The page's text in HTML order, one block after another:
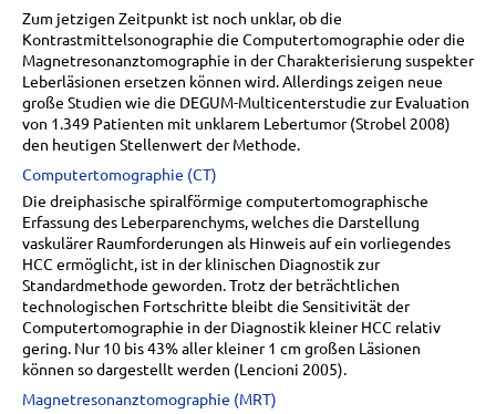
Zum jetzigen Zeitpunkt ist noch unklar, ob die
Kontrastmittelsonographie die Computertomographie oder die
Magnetresonanztomographie in der Charakterisierung suspekter
Leberläsionen ersetzen können wird. Allerdings zeigen neue
große Studien wie die DEGUM-Multicenterstudie zur Evaluation
von 1.349 Patienten mit unklarem Lebertumor (Strobel 2008)
den heutigen Stellenwert der Methode.
Computertomographie (CT)
Die dreiphasische spiralförmige computertomographische
Erfassung des Leberparenchyms, welches die Darstellung
vaskulärer Raumforderungen als Hinweis auf ein vorliegendes
HCC ermöglicht, ist in der klinischen Diagnostik zur
Standardmethode geworden. Trotz der beträchtlichen
technologischen Fortschritte bleibt die Sensitivität der
Computertomographie in der Diagnostik kleiner HCC relativ
gering. Nur 10 bis 43% aller kleiner 1 cm großen Läsionen
können so dargestellt werden (Lencioni 2005).
Magnetresonanztomographie (MRT)